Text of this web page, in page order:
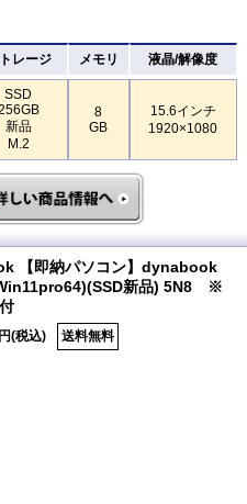
レージ メモリ 液晶/解像度
SSD
新品
M.2
8
GB
15.6インチ
1920×1080
【即納パソコン】dynabook
新品) 5N8 ※
(税込) 送料無料